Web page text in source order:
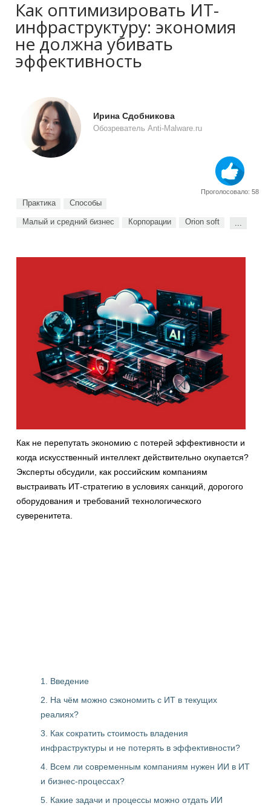
Как оптимизировать ИТ-
инфраструктуру: экономия
не должна убивать
эффективность
Ирина Сдобникова
Обозреватель Anti-Malware.ru
Проголосовало: 58
Практика Способы
Малый и средний бизнес Корпорации Orion soft ...
Как не перепутать экономию с потерей эффективности и
когда искусственный интеллект действительно окупается?
Эксперты обсудили, как российским компаниям
выстраивать ИТ-стратегию в условиях санкций, дорогого
оборудования и требований технологического
суверенитета.
1. Введение
2. На чём можно сэкономить с ИТ в текущих
реалиях?
3. Как сократить стоимость владения
инфраструктуры и не потерять в эффективности?
4. Всем ли современным компаниям нужен ИИ в ИТ
и бизнес-процессах?
5. Какие задачи и процессы можно отдать ИИ